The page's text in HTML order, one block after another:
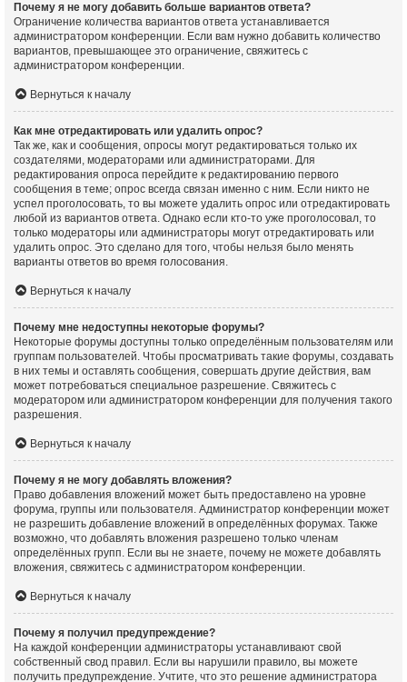
Почему я не могу добавить больше вариантов ответа?
Ограничение количества вариантов ответа устанавливается
администратором конференции. Если вам нужно добавить количество
вариантов, превышающее это ограничение, свяжитесь с
администратором конференции.
Вернуться к началу
Как мне отредактировать или удалить опрос?
Так же, как и сообщения, опросы могут редактироваться только их
создателями, модераторами или администраторами. Для
редактирования опроса перейдите к редактированию первого
сообщения в теме; опрос всегда связан именно с ним. Если никто не
успел проголосовать, то вы можете удалить опрос или отредактировать
любой из вариантов ответа. Однако если кто-то уже проголосовал, то
только модераторы или администраторы могут отредактировать или
удалить опрос. Это сделано для того, чтобы нельзя было менять
варианты ответов во время голосования.
Вернуться к началу
Почему мне недоступны некоторые форумы?
Некоторые форумы доступны только определённым пользователям или
группам пользователей. Чтобы просматривать такие форумы, создавать
в них темы и оставлять сообщения, совершать другие действия, вам
может потребоваться специальное разрешение. Свяжитесь с
модератором или администратором конференции для получения такого
разрешения.
Вернуться к началу
Почему я не могу добавлять вложения?
Право добавления вложений может быть предоставлено на уровне
форума, группы или пользователя. Администратор конференции может
не разрешить добавление вложений в определённых форумах. Также
возможно, что добавлять вложения разрешено только членам
определённых групп. Если вы не знаете, почему не можете добавлять
вложения, свяжитесь с администратором конференции.
Вернуться к началу
Почему я получил предупреждение?
На каждой конференции администраторы устанавливают свой
собственный свод правил. Если вы нарушили правило, вы можете
получить предупреждение. Учтите, что это решение администратора